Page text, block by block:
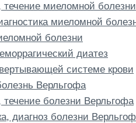
миеломной
миеломной
болезни
диатез
системе крови
Верльгофа
болезни Верльгофа
диагноз болезни